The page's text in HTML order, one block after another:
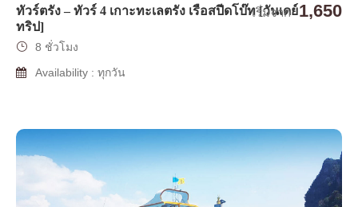
ทัวร์ตรัง – ทัวร์ 4 เกาะทะเลตรัง เรือสปีดโบ๊ท [วันเดย์
ทริป]
เริ่มจาก 1,650
8 ชั่วโมง
Availability : ทุกวัน